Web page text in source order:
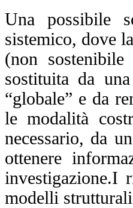
Una possibile
sistemico, dove
(non
sostituita da
“globale” e da
le modalità
necessario, da
ottenere
investigazione.I
modelli